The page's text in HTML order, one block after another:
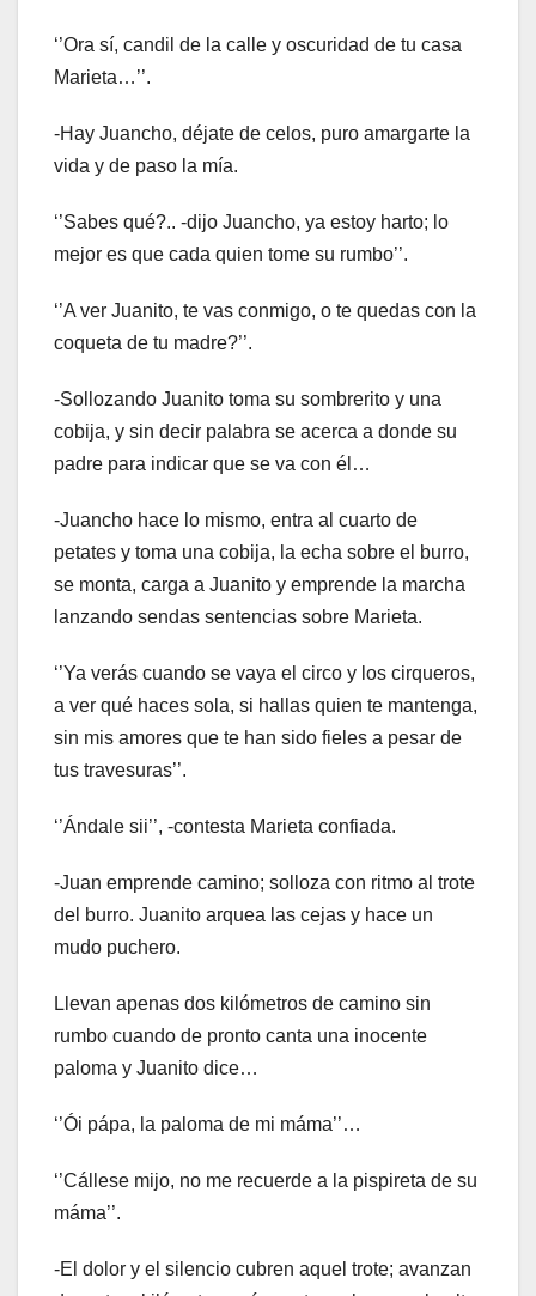
‘’Ora sí, candil de la calle y oscuridad de tu casa
Marieta…’’.
-Hay Juancho, déjate de celos, puro amargarte la
vida y de paso la mía.
‘’Sabes qué?.. -dijo Juancho, ya estoy harto; lo
mejor es que cada quien tome su rumbo’’.
‘’A ver Juanito, te vas conmigo, o te quedas con la
coqueta de tu madre?’’.
-Sollozando Juanito toma su sombrerito y una
cobija, y sin decir palabra se acerca a donde su
padre para indicar que se va con él…
-Juancho hace lo mismo, entra al cuarto de
petates y toma una cobija, la echa sobre el burro,
se monta, carga a Juanito y emprende la marcha
lanzando sendas sentencias sobre Marieta.
‘’Ya verás cuando se vaya el circo y los cirqueros,
a ver qué haces sola, si hallas quien te mantenga,
sin mis amores que te han sido fieles a pesar de
tus travesuras’’.
‘’Ándale sii’’, -contesta Marieta confiada.
-Juan emprende camino; solloza con ritmo al trote
del burro. Juanito arquea las cejas y hace un
mudo puchero.
Llevan apenas dos kilómetros de camino sin
rumbo cuando de pronto canta una inocente
paloma y Juanito dice…
‘’Ói pápa, la paloma de mi máma’’…
‘’Cállese mijo, no me recuerde a la pispireta de su
máma’’.
-El dolor y el silencio cubren aquel trote; avanzan